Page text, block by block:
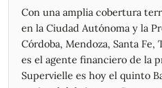
20/04/2026
2.867,50
17/04/2026
2.890,00 2.900,00
16/04/2026
2.822,50 2.890,00
15/04/2026
2.840,00 2.887,50
14/04/2026
2.805,00 2.920,00
Con una amplia cobertura
en la Ciudad Autónoma y la
Córdoba, Mendoza, Santa Fe,
es el agente financiero de la
Supervielle es hoy el quinto